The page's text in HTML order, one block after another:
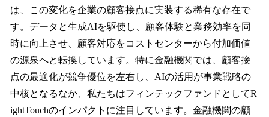
は、この変化を企業の顧客接点に実装する稀有な存在で
す。データと生成AIを駆使し、顧客体験と業務効率を同
時に向上させ、顧客対応をコストセンターから付加価値
の源泉へと転換しています。特に金融機関では、顧客接
点の最適化が競争優位を左右し、AIの活用が事業戦略の
中核となるなか、私たちはフィンテックファンドとしてR
ightTouchのインパクトに注目しています。金融機関の顧